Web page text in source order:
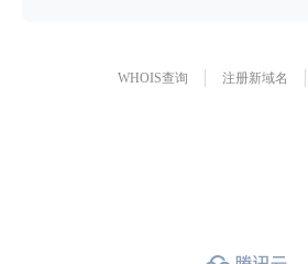
WHOIS查询 注册新域名